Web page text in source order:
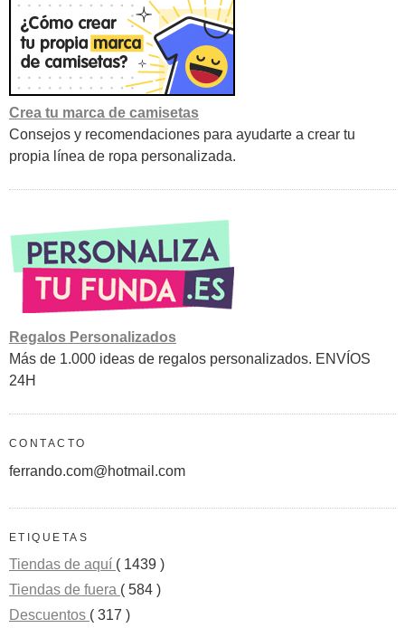
Crea tu marca de camisetas
Consejos y recomendaciones para ayudarte a crear tu
propia línea de ropa personalizada.
Regalos Personalizados
Más de 1.000 ideas de regalos personalizados. ENVÍOS
24H
CONTACTO
ferrando.com@hotmail.com
ETIQUETAS
Tiendas de aquí ( 1439 )
Tiendas de fuera ( 584 )
Descuentos ( 317 )